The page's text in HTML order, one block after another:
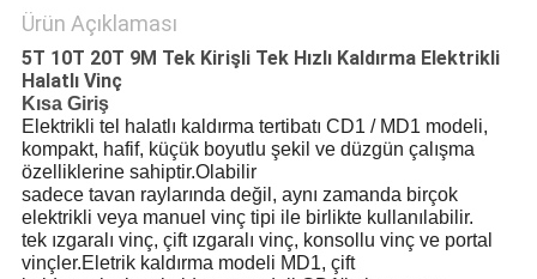
Ürün Açıklaması
5T 10T 20T 9M Tek Kirişli Tek Hızlı Kaldırma Elektrikli
Halatlı Vinç
Kısa Giriş
Elektrikli tel halatlı kaldırma tertibatı CD1 / MD1 modeli,
kompakt, hafif, küçük boyutlu şekil ve düzgün çalışma
özelliklerine sahiptir.Olabilir
sadece tavan raylarında değil, aynı zamanda birçok
elektrikli veya manuel vinç tipi ile birlikte kullanılabilir.
tek ızgaralı vinç, çift ızgaralı vinç, konsollu vinç ve portal
vinçler.Eletrik kaldırma modeli MD1, çift